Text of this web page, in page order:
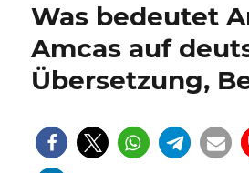
Was bedeutet
Amcas auf
Übersetzung,